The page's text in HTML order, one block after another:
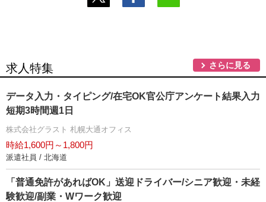
求人特集 さらに見る
データ入力・タイピング/在宅OK官公庁アンケート結果入力
短期3時間週1日
株式会社グラスト 札幌大通オフィス
時給1,600円～1,800円
派遣社員 / 北海道
「普通免許があればOK」送迎ドライバー/シニア歓迎・未経
験歓迎/副業・Wワーク歓迎